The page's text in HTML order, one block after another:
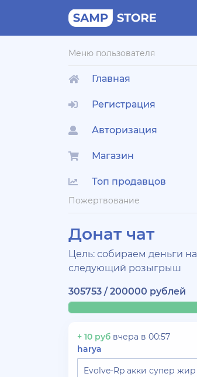
Меню пользователя
Главная
Регистрация
Авторизация
Магазин
Топ продавцов
Пожертвование
Донат чат
Цель: собираем деньги на
следующий розыгрыш
305753 / 200000 рублей
+ 10 руб вчера в 00:57
harya
Evolve-Rp акки супер жир